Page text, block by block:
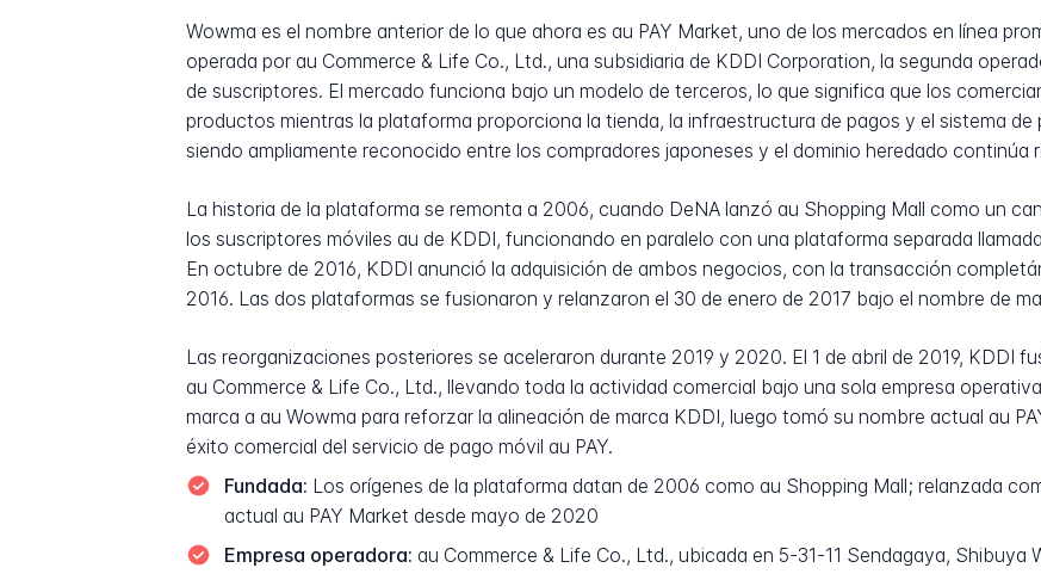
Wowma es el nombre anterior de lo que ahora es au PAY Market, uno de los mercados en línea
operada por au Commerce & Life Co., Ltd., una subsidiaria de KDDI Corporation, la segunda
de suscriptores. El mercado funciona bajo un modelo de terceros, lo que significa que los
productos mientras la plataforma proporciona la tienda, la infraestructura de pagos y el sistema
siendo ampliamente reconocido entre los compradores japoneses y el dominio heredado continúa
La historia de la plataforma se remonta a 2006, cuando DeNA lanzó au Shopping Mall como un
los suscriptores móviles au de KDDI, funcionando en paralelo con una plataforma separada
En octubre de 2016, KDDI anunció la adquisición de ambos negocios, con la transacción
2016. Las dos plataformas se fusionaron y relanzaron el 30 de enero de 2017 bajo el nombre de
Las reorganizaciones posteriores se aceleraron durante 2019 y 2020. El 1 de abril de 2019, KDDI
au Commerce & Life Co., Ltd., llevando toda la actividad comercial bajo una sola empresa
marca a au Wowma para reforzar la alineación de marca KDDI, luego tomó su nombre actual au
éxito comercial del servicio de pago móvil au PAY.
Fundada: Los orígenes de la plataforma datan de 2006 como au Shopping Mall; relanzada
actual au PAY Market desde mayo de 2020
Empresa operadora: au Commerce & Life Co., Ltd., ubicada en 5-31-11 Sendagaya, Shibuya